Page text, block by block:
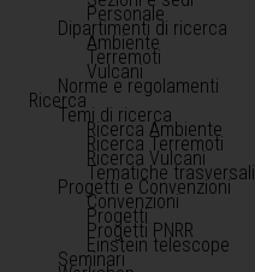
Personale
Dipartimenti di ricerca
Ambiente
Terremoti
Vulcani
Norme e regolamenti
Ricerca
Temi di ricerca
Ricerca Ambiente
Ricerca Terremoti
Ricerca Vulcani
Tematiche trasversali
Progetti e Convenzioni
Convenzioni
Progetti
Progetti PNRR
Einstein telescope
Seminari